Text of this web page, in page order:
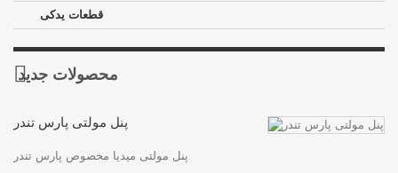
قطعات یدکی
محصولات جدید
پنل مولتی پارس تندر
پنل مولتی میدیا مخصوص پارس تندر